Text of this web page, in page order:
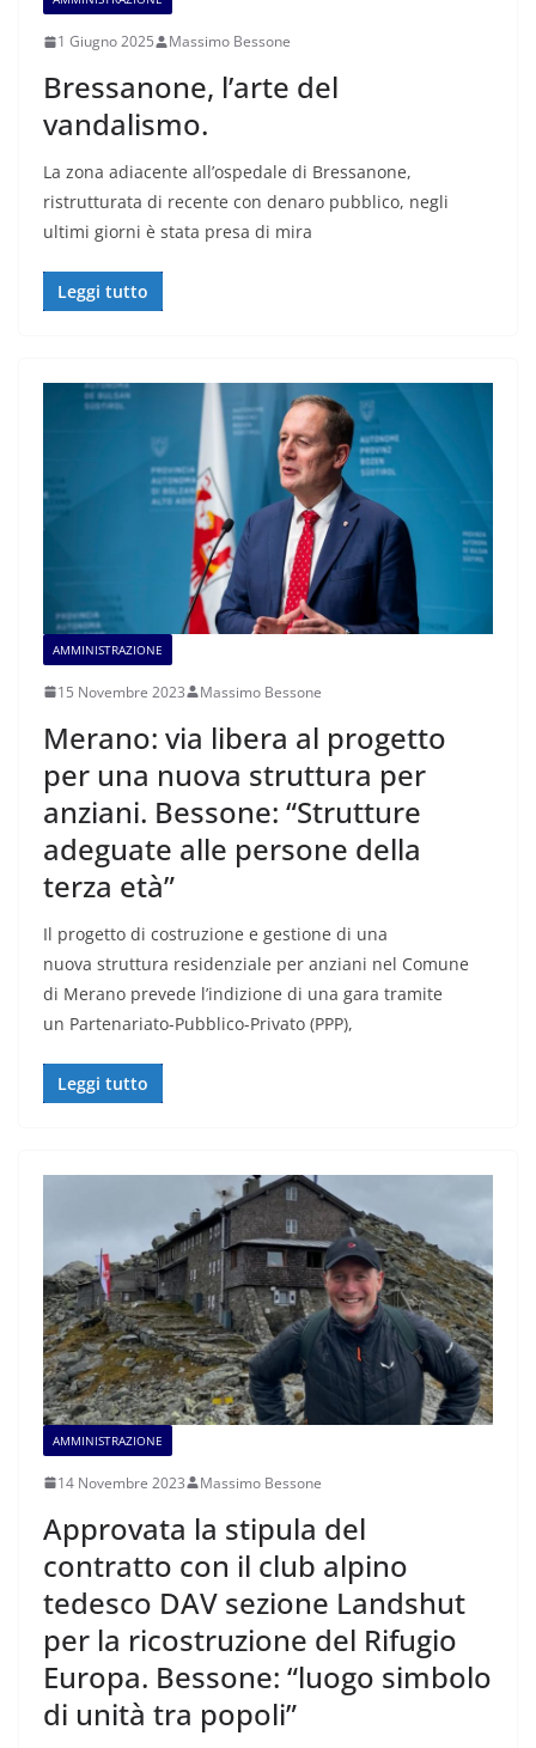
1 Giugno 2025 Massimo Bessone
Bressanone, l’arte del
vandalismo.
La zona adiacente all’ospedale di Bressanone,
ristrutturata di recente con denaro pubblico, negli
ultimi giorni è stata presa di mira
Leggi tutto
AMMINISTRAZIONE
15 Novembre 2023 Massimo Bessone
Merano: via libera al progetto
per una nuova struttura per
anziani. Bessone: “Strutture
adeguate alle persone della
terza età”
Il progetto di costruzione e gestione di una
nuova struttura residenziale per anziani nel Comune
di Merano prevede l’indizione di una gara tramite
un Partenariato-Pubblico-Privato (PPP),
Leggi tutto
AMMINISTRAZIONE
14 Novembre 2023 Massimo Bessone
Approvata la stipula del
contratto con il club alpino
tedesco DAV sezione Landshut
per la ricostruzione del Rifugio
Europa. Bessone: “luogo simbolo
di unità tra popoli”